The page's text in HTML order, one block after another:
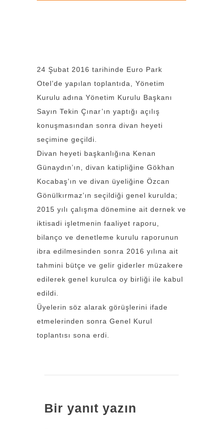
24 Şubat 2016 tarihinde Euro Park
Otel’de yapılan toplantıda, Yönetim
Kurulu adına Yönetim Kurulu Başkanı
Sayın Tekin Çınar’ın yaptığı açılış
konuşmasından sonra divan heyeti
seçimine geçildi.
Divan heyeti başkanlığına Kenan
Günaydın’ın, divan katipliğine Gökhan
Kocabaş’ın ve divan üyeliğine Özcan
Gönülkırmaz’ın seçildiği genel kurulda;
2015 yılı çalışma dönemine ait dernek ve
iktisadi işletmenin faaliyet raporu,
bilanço ve denetleme kurulu raporunun
ibra edilmesinden sonra 2016 yılına ait
tahmini bütçe ve gelir giderler müzakere
edilerek genel kurulca oy birliği ile kabul
edildi.
Üyelerin söz alarak görüşlerini ifade
etmelerinden sonra Genel Kurul
toplantısı sona erdi.
Bir yanıt yazın